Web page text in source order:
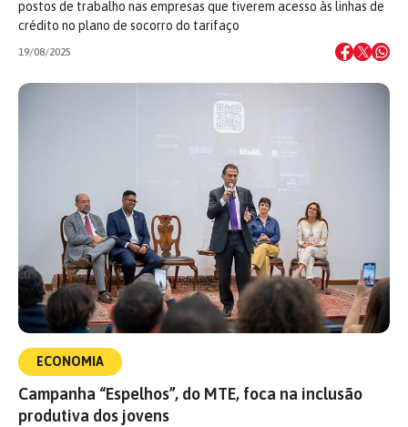
postos de trabalho nas empresas que tiverem acesso às linhas de
crédito no plano de socorro do tarifaço
19/08/2025
ECONOMIA
Campanha “Espelhos”, do MTE, foca na inclusão
produtiva dos jovens